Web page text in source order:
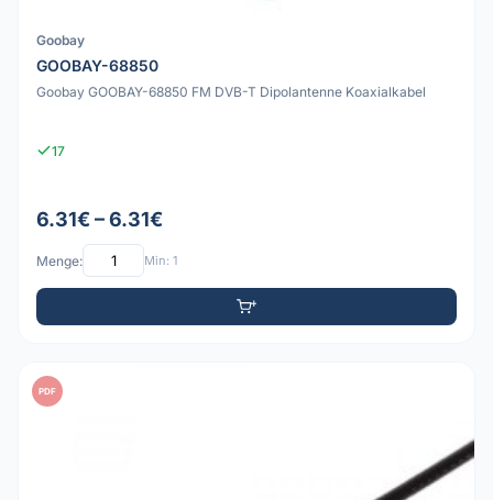
Goobay
GOOBAY-68850
Goobay GOOBAY-68850 FM DVB-T Dipolantenne Koaxialkabel
17
6.31€ – 6.31€
Menge: Min: 1
PDF